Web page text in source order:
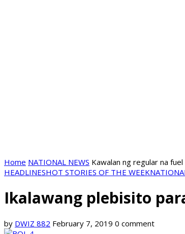
Home NATIONAL NEWS Kawalan ng regular na
HEADLINESHOT STORIES OF THE WEEK
Ikalawang plebisito
by DWIZ 882 February 7, 2019 0 comment